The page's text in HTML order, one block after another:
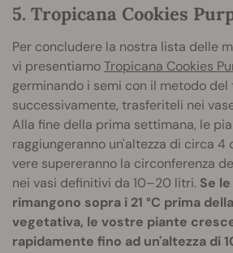
5. Tropicana Cookies
Per concludere la nostra lista delle
vi presentiamoTropicana Cookies
germinando i semi con il metodo
successivamente, trasferiteli nei
Alla fine della prima settimana, le
raggiungeranno un'altezza di circa 4
vere supereranno la circonferenza
nei vasi definitivi da 10–20 litri. Se
rimangono sopra i 21 °C prima
vegetativa, le vostre piante
rapidamente fino ad un'altezza di